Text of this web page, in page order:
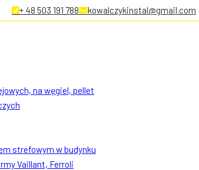
+ 48 503 191 788 kowalczykinstal@gmail.com
na węgiel, pellet
strefowym w budynku
Vaillant, Ferroli